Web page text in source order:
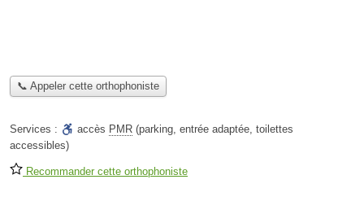
📞 Appeler cette orthophoniste
Services : accès PMR (parking, entrée adaptée, toilettes
accessibles)
Recommander cette orthophoniste